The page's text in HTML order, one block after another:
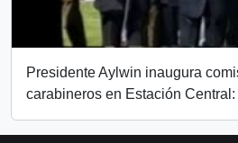
Presidente Aylwin inaugura
carabineros en Estación